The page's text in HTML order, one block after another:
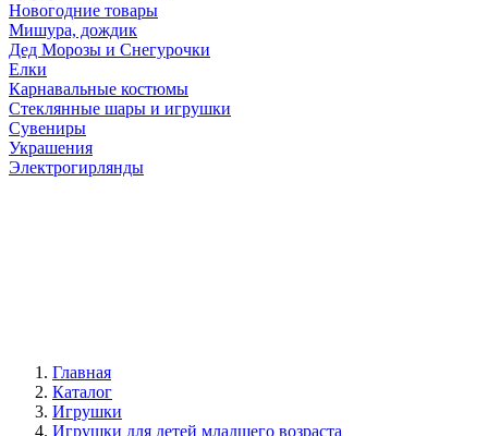
Новогодние товары
Мишура, дождик
Дед Морозы и Снегурочки
Елки
Карнавальные костюмы
Стеклянные шары и игрушки
Сувениры
Украшения
Электрогирлянды
Главная
Каталог
Игрушки
Игрушки для детей младшего возраста